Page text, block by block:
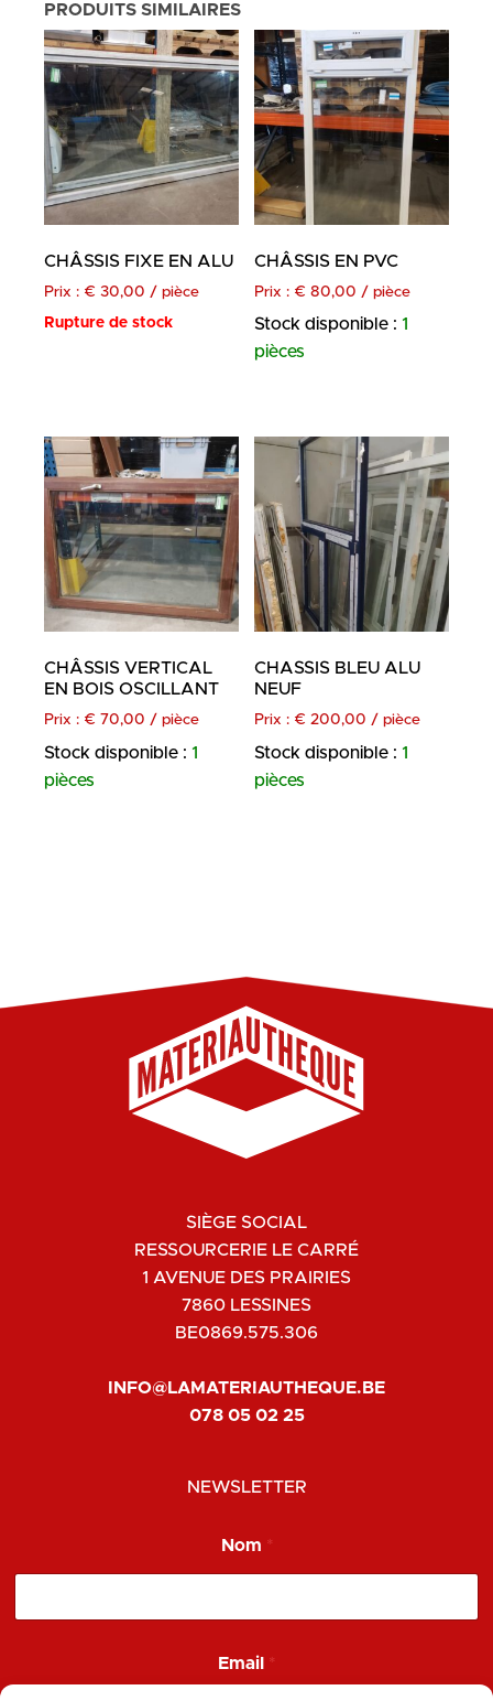
PRODUITS SIMILAIRES
CHÂSSIS FIXE EN ALU
Prix : € 30,00 / pièce
Rupture de stock
CHÂSSIS EN PVC
Prix : € 80,00 / pièce
Stock disponible : 1
pièces
CHÂSSIS VERTICAL
EN BOIS OSCILLANT
Prix : € 70,00 / pièce
Stock disponible : 1
pièces
CHASSIS BLEU ALU
NEUF
Prix : € 200,00 / pièce
Stock disponible : 1
pièces
SIÈGE SOCIAL
RESSOURCERIE LE CARRÉ
1 AVENUE DES PRAIRIES
7860 LESSINES
BE0869.575.306
INFO@LAMATERIAUTHEQUE.BE
078 05 02 25
NEWSLETTER
Nom *
m
a
Email *